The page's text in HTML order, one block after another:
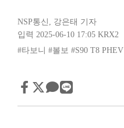
NSP통신 , 강은태 기자
입력 2025-06-10 17:05 KRX2
#타보니 #볼보 #S90 T8 PHEV